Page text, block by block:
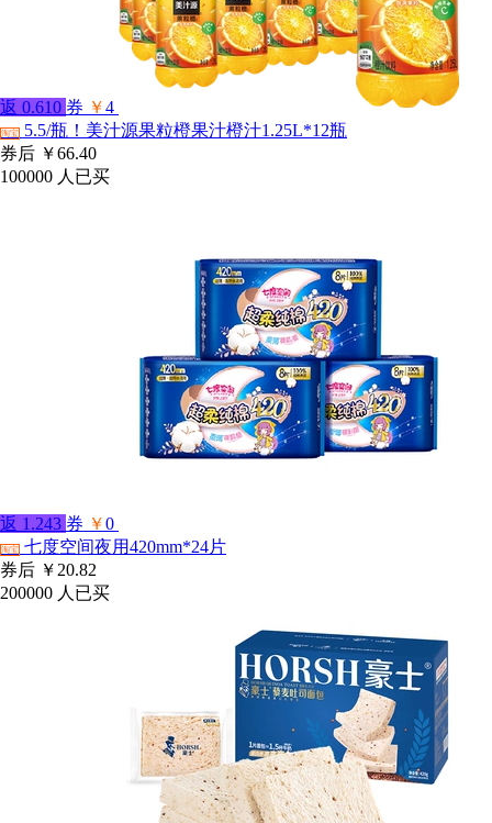
返 0.610 券 ￥4
淘宝
5.5/瓶！美汁源果粒橙果汁橙汁1.25L*12瓶
券后 ￥66.40
100000 人已买
返 1.243 券 ￥0
淘宝 七度空间夜用420mm*24片
券后 ￥20.82
200000 人已买